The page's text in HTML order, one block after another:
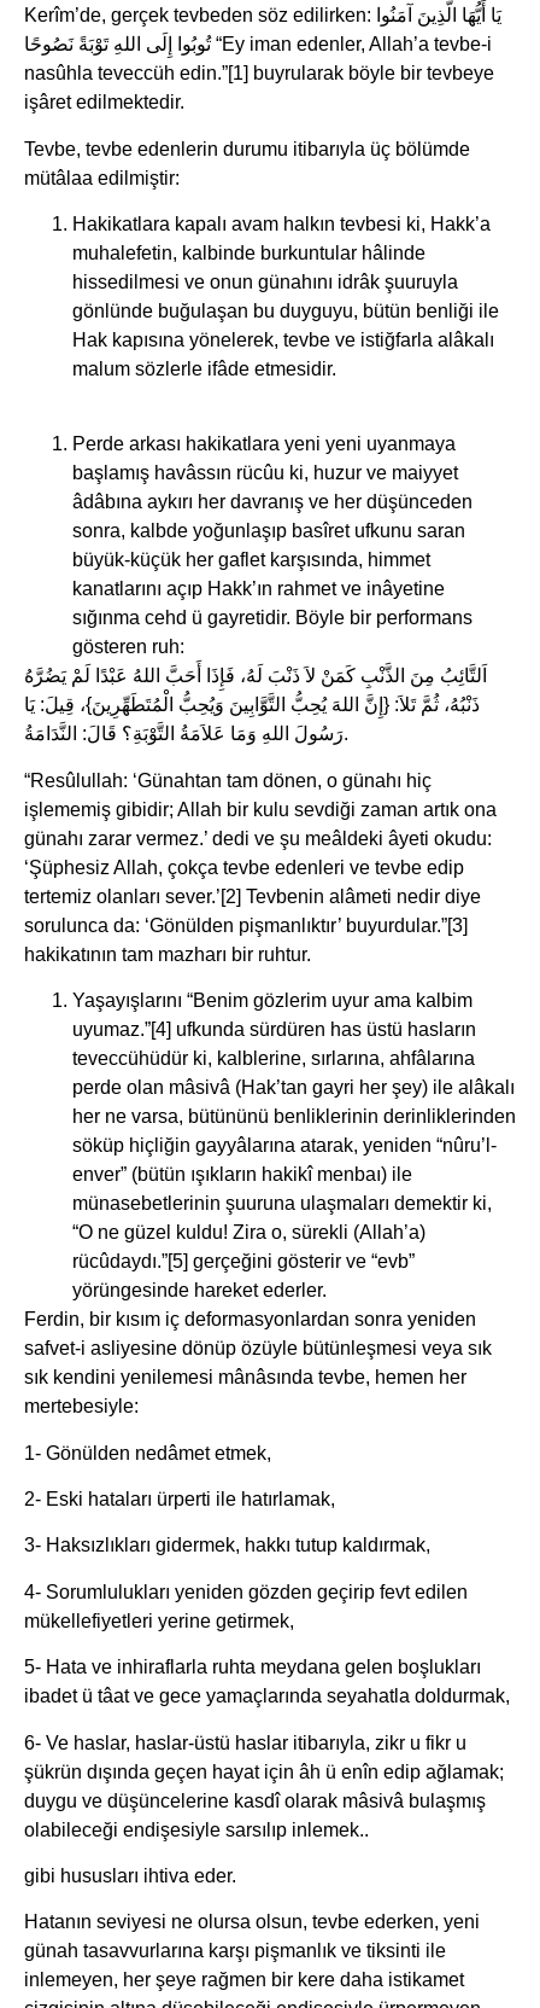
Kerîm’de, gerçek tevbeden söz edilirken: يَا أَيُّهَا الَّذِينَ آمَنُوا
تُوبُوا إِلَى اللهِ تَوْبَةً نَصُوحًا “Ey iman edenler, Allah’a tevbe-i
nasûhla teveccüh edin.”[1] buyrularak böyle bir tevbeye
işâret edilmektedir.
Tevbe, tevbe edenlerin durumu itibarıyla üç bölümde
mütâlaa edilmiştir:
Hakikatlara kapalı avam halkın tevbesi ki, Hakk’a
muhalefetin, kalbinde burkuntular hâlinde
hissedilmesi ve onun günahını idrâk şuuruyla
gönlünde buğulaşan bu duyguyu, bütün benliği ile
Hak kapısına yönelerek, tevbe ve istiğfarla alâkalı
malum sözlerle ifâde etmesidir.
Perde arkası hakikatlara yeni yeni uyanmaya
başlamış havâssın rücûu ki, huzur ve maiyyet
âdâbına aykırı her davranış ve her düşünceden
sonra, kalbde yoğunlaşıp basîret ufkunu saran
büyük-küçük her gaflet karşısında, himmet
kanatlarını açıp Hakk’ın rahmet ve inâyetine
sığınma cehd ü gayretidir. Böyle bir performans
gösteren ruh:
اَلتَّائِبُ مِنَ الذَّنْبِ كَمَنْ لاَ ذَنْبَ لَهُ، فَإِذَا أَحَبَّ اللهُ عَبْدًا لَمْ يَضُرَّهُ
ذَنْبُهُ، ثُمَّ تَلاَ: {إِنَّ اللهَ يُحِبُّ التَّوَّابِينَ وَيُحِبُّ الْمُتَطَهِّرِينَ}، قِيلَ: يَا
رَسُولَ اللهِ وَمَا عَلاَمَةُ التَّوْبَةِ؟ قَالَ: النَّدَامَةُ.
“Resûlullah: ‘Günahtan tam dönen, o günahı hiç
işlememiş gibidir; Allah bir kulu sevdiği zaman artık ona
günahı zarar vermez.’ dedi ve şu meâldeki âyeti okudu:
‘Şüphesiz Allah, çokça tevbe edenleri ve tevbe edip
tertemiz olanları sever.’[2] Tevbenin alâmeti nedir diye
sorulunca da: ‘Gönülden pişmanlıktır’ buyurdular.”[3]
hakikatının tam mazharı bir ruhtur.
Yaşayışlarını “Benim gözlerim uyur ama kalbim
uyumaz.”[4] ufkunda sürdüren has üstü hasların
teveccühüdür ki, kalblerine, sırlarına, ahfâlarına
perde olan mâsivâ (Hak’tan gayri her şey) ile alâkalı
her ne varsa, bütününü benliklerinin derinliklerinden
söküp hiçliğin gayyâlarına atarak, yeniden “nûru’l-
enver” (bütün ışıkların hakikî menbaı) ile
münasebetlerinin şuuruna ulaşmaları demektir ki,
“O ne güzel kuldu! Zira o, sürekli (Allah’a)
rücûdaydı.”[5] gerçeğini gösterir ve “evb”
yörüngesinde hareket ederler.
Ferdin, bir kısım iç deformasyonlardan sonra yeniden
safvet-i asliyesine dönüp özüyle bütünleşmesi veya sık
sık kendini yenilemesi mânâsında tevbe, hemen her
mertebesiyle:
1- Gönülden nedâmet etmek,
2- Eski hataları ürperti ile hatırlamak,
3- Haksızlıkları gidermek, hakkı tutup kaldırmak,
4- Sorumlulukları yeniden gözden geçirip fevt edilen
mükellefiyetleri yerine getirmek,
5- Hata ve inhiraflarla ruhta meydana gelen boşlukları
ibadet ü tâat ve gece yamaçlarında seyahatla doldurmak,
6- Ve haslar, haslar-üstü haslar itibarıyla, zikr u fikr u
şükrün dışında geçen hayat için âh ü enîn edip ağlamak;
duygu ve düşüncelerine kasdî olarak mâsivâ bulaşmış
olabileceği endişesiyle sarsılıp inlemek..
gibi hususları ihtiva eder.
Hatanın seviyesi ne olursa olsun, tevbe ederken, yeni
günah tasavvurlarına karşı pişmanlık ve tiksinti ile
inlemeyen, her şeye rağmen bir kere daha istikamet